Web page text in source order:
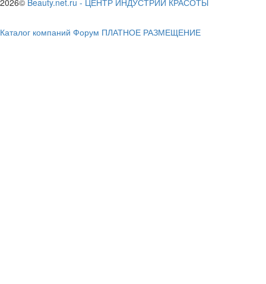
Каталог компаний Форум ПЛАТНОЕ РАЗМЕЩЕНИЕ